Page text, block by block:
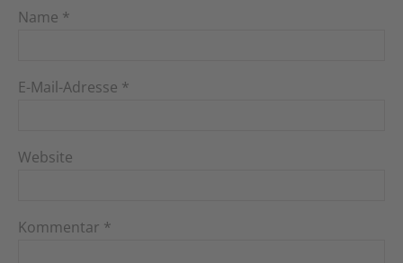
Name *
E-Mail-Adresse *
Website
Kommentar *